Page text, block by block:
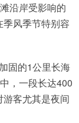
沿岸受影响的
风季节特别容
固的1公里长海
，一段长达400
客尤其是夜间